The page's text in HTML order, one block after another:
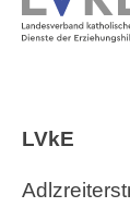
LVkE